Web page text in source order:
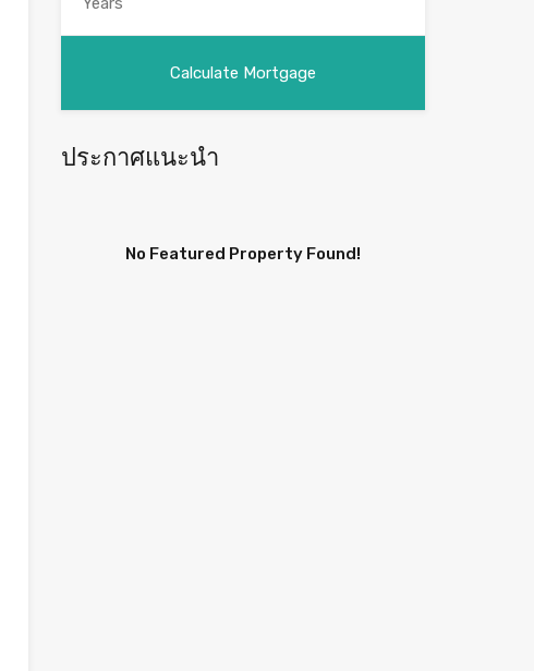
ประกาศแนะนำ
No Featured Property Found!